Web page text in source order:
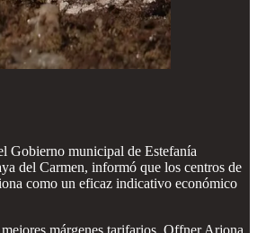
Gobierno municipal de Estefanía
del Carmen, informó que los centros de
como un eficaz indicativo económico
márgenes tarifarios. Offner Arjona